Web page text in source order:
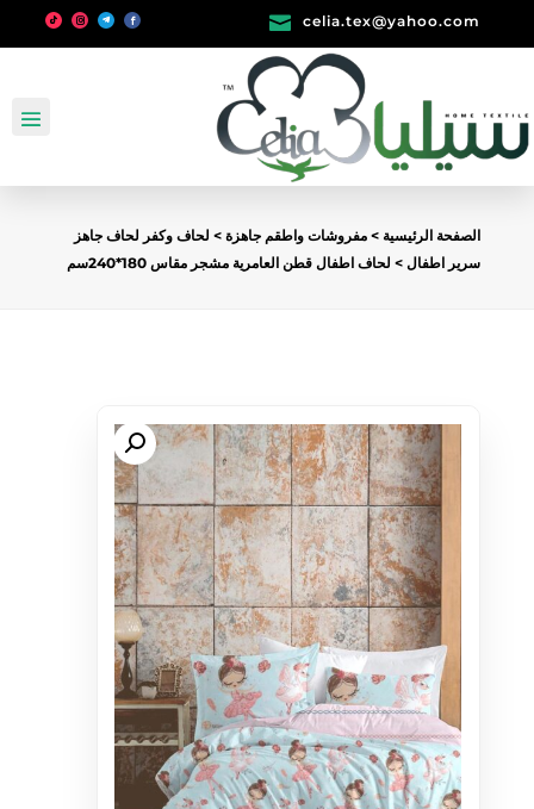
 celia.tex@yahoo.com
الصفحة الرئيسية > مفروشات واطقم جاهزة> لحاف وكفر لحاف جاهز
سرير اطفال > لحاف اطفال قطن العامرية مشجر مقاس 180*240سم